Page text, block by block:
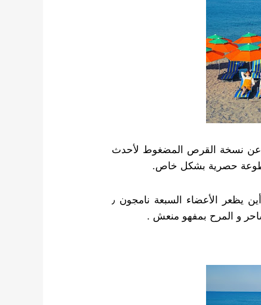
في 9 يوليو ، ستكشف فرقة BigHit Music للفتيان Bts عن نسخة القرص المضغوط لأحدث
اليوم ، تم نشر السلسلة رابعة من الصور التشويقية ٬ أين يظعر الأعضاء السبعة نامجون ٫